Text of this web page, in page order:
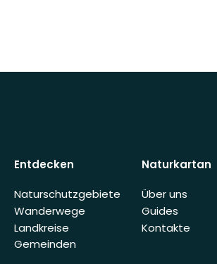
Entdecken
Naturschutzgebiete
Wanderwege
Landkreise
Gemeinden
Naturkartan
Über uns
Guides
Kontakte